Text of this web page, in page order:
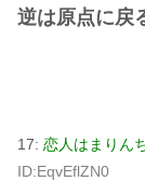
逆は原点に戻
17: 恋人はまりん
ID:EqvEflZN0